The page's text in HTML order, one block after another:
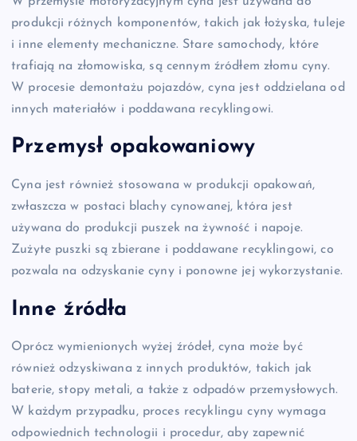
produkcji różnych komponentów, takich jak łożyska, tuleje
i inne elementy mechaniczne. Stare samochody, które
trafiają na złomowiska, są cennym źródłem złomu cyny.
W procesie demontażu pojazdów, cyna jest oddzielana od
innych materiałów i poddawana recyklingowi.
Przemysł opakowaniowy
Cyna jest również stosowana w produkcji opakowań,
zwłaszcza w postaci blachy cynowanej, która jest
używana do produkcji puszek na żywność i napoje.
Zużyte puszki są zbierane i poddawane recyklingowi, co
pozwala na odzyskanie cyny i ponowne jej wykorzystanie.
Inne źródła
Oprócz wymienionych wyżej źródeł, cyna może być
również odzyskiwana z innych produktów, takich jak
baterie, stopy metali, a także z odpadów przemysłowych.
W każdym przypadku, proces recyklingu cyny wymaga
odpowiednich technologii i procedur, aby zapewnić